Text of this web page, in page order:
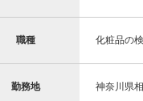
職種 化粧品の
勤務地 神奈川県